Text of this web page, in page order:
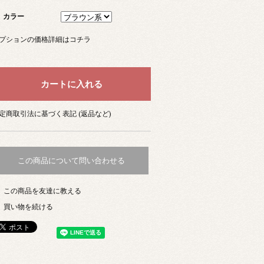
カラー
ションの価格詳細はコチラ
商取引法に基づく表記 (返品など)
この商品について問い合わせる
この商品を友達に教える
買い物を続ける